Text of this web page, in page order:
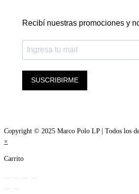
Recibí nuestras promociones y
SUSCRIBIRME
Copyright © 2025 Marco Polo LP | Todos los
×
Carrito